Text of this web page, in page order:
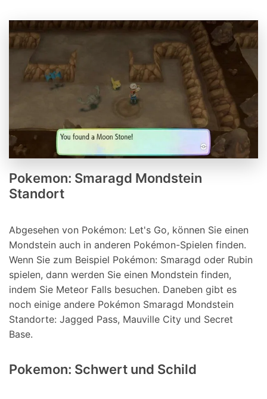
Pokemon: Smaragd Mondstein
Standort
Abgesehen von Pokémon: Let's Go, können Sie einen
Mondstein auch in anderen Pokémon-Spielen finden.
Wenn Sie zum Beispiel Pokémon: Smaragd oder Rubin
spielen, dann werden Sie einen Mondstein finden,
indem Sie Meteor Falls besuchen. Daneben gibt es
noch einige andere Pokémon Smaragd Mondstein
Standorte: Jagged Pass, Mauville City und Secret
Base.
Pokemon: Schwert und Schild